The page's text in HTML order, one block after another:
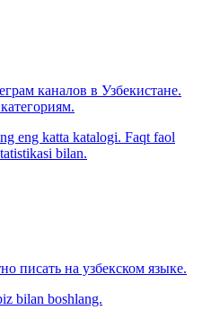
каналов в Узбекистане.
eng katta katalogi. Faqt faol
bilan.
писать на узбекском языке.
bilan boshlang.